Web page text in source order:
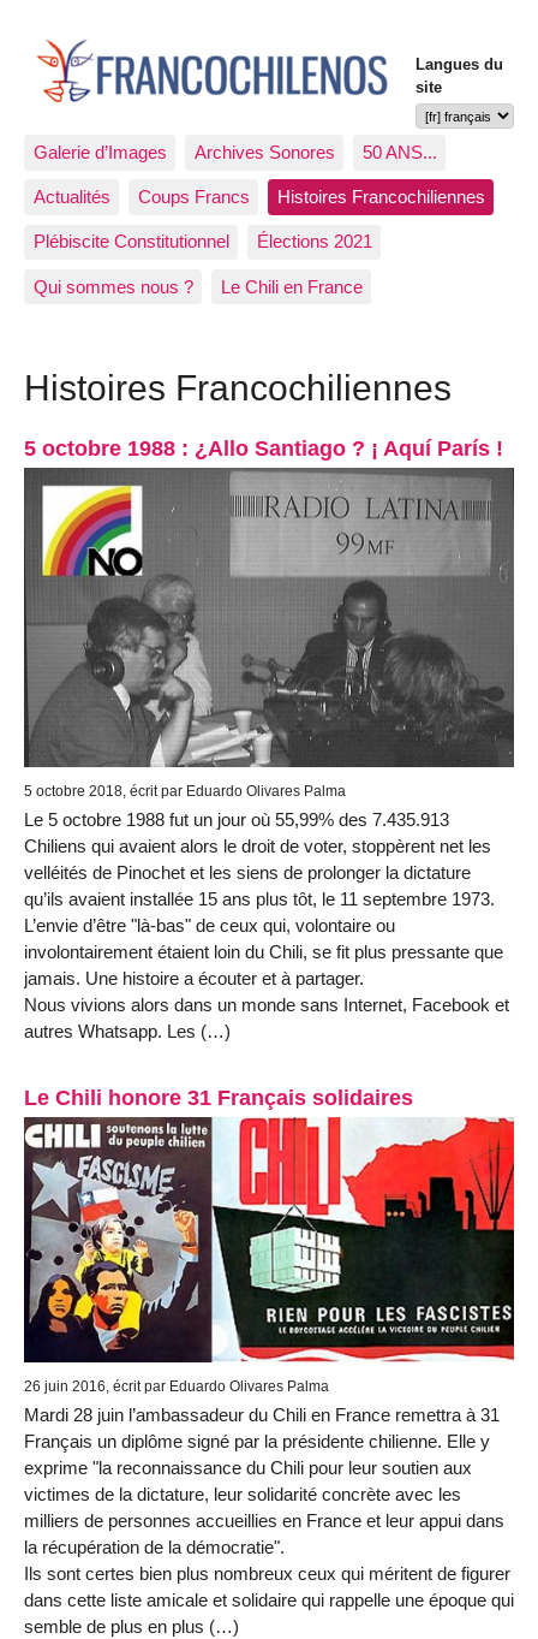
Langues du
site
Galerie d’Images Archives Sonores 50 ANS...
Actualités Coups Francs Histoires Francochiliennes
Plébiscite Constitutionnel Élections 2021
Qui sommes nous ? Le Chili en France
Histoires Francochiliennes
5 octobre 1988 : ¿Allo Santiago ? ¡ Aquí París !
5 octobre 2018, écrit par Eduardo Olivares Palma
Le 5 octobre 1988 fut un jour où 55,99% des 7.435.913
Chiliens qui avaient alors le droit de voter, stoppèrent net les
velléités de Pinochet et les siens de prolonger la dictature
qu’ils avaient installée 15 ans plus tôt, le 11 septembre 1973.
L’envie d’être "là-bas" de ceux qui, volontaire ou
involontairement étaient loin du Chili, se fit plus pressante que
jamais. Une histoire a écouter et à partager.
Nous vivions alors dans un monde sans Internet, Facebook et
autres Whatsapp. Les (…)
Le Chili honore 31 Français solidaires
26 juin 2016, écrit par Eduardo Olivares Palma
Mardi 28 juin l’ambassadeur du Chili en France remettra à 31
Français un diplôme signé par la présidente chilienne. Elle y
exprime "la reconnaissance du Chili pour leur soutien aux
victimes de la dictature, leur solidarité concrète avec les
milliers de personnes accueillies en France et leur appui dans
la récupération de la démocratie".
Ils sont certes bien plus nombreux ceux qui méritent de figurer
dans cette liste amicale et solidaire qui rappelle une époque qui
semble de plus en plus (…)